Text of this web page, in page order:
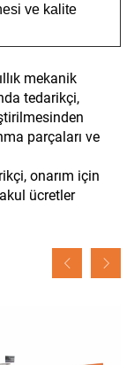
ve kalite
mekanik
tedarikçi,
parçaları ve
onarım için
ücretler